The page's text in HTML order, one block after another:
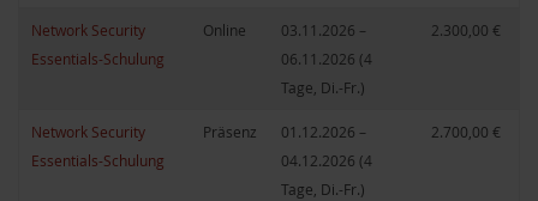
Network Security
Essentials-Schulung
Online
03.11.2026 –
06.11.2026 (4
Tage, Di.-Fr.)
2.300,00 €
Network Security
Essentials-Schulung
Präsenz
01.12.2026 –
04.12.2026 (4
Tage, Di.-Fr.)
2.700,00 €